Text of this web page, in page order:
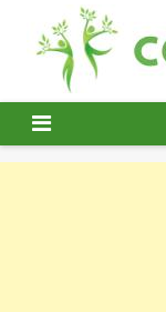
содержимому